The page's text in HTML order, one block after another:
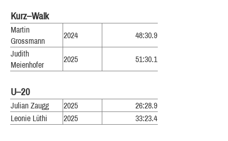
Kurz–Walk
Martin
Grossmann
2024
48:30.9
Judith
Meienhofer
2025 51:30.1
U–20
Julian Zaugg 2025
26:28.9
Leonie Lüthi
2025 33:23.4